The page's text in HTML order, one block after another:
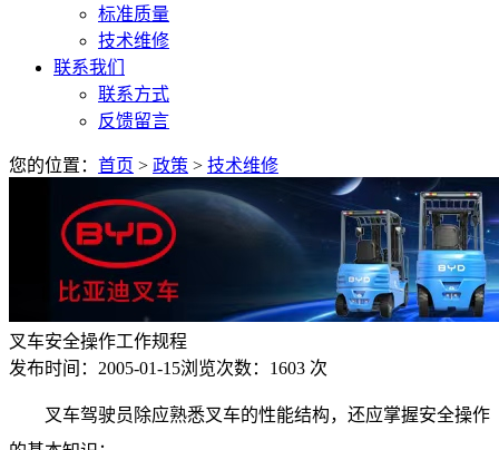
标准质量
技术维修
联系我们
联系方式
反馈留言
您的位置： 首页 > 政策 > 技术维修
叉车安全操作工作规程
发布时间： 2005-01-15浏览次数： 1603 次
叉车驾驶员除应熟悉叉车的性能结构，还应掌握安全操作